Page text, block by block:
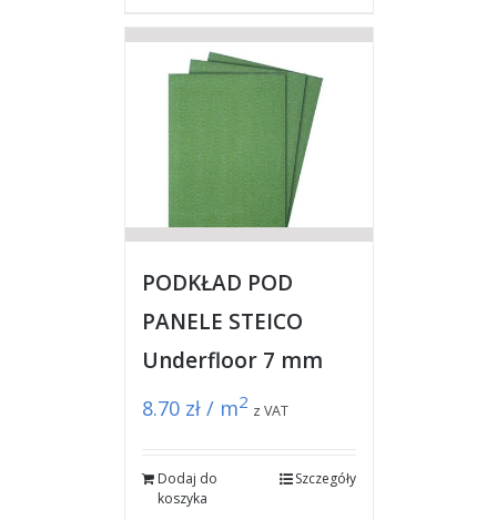
PODKŁAD POD
PANELE STEICO
Underfloor 7 mm
8.70 zł / m2 z VAT
Dodaj do
koszyka
Szczegóły